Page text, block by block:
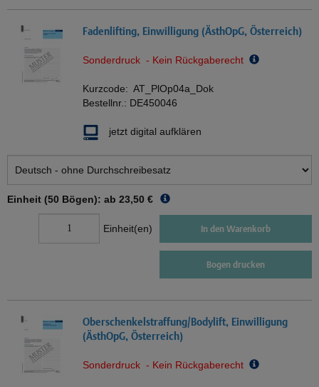
Fadenlifting, Einwilligung (ÄsthOpG, Österreich)
Sonderdruck - Kein Rückgaberecht
Kurzcode: AT_PlOp04a_Dok
Bestellnr.: DE450046
jetzt digital aufklären
Einheit (50 Bögen): ab 23,50 €
Einheit(en) In den Warenkorb
Bogen drucken
Oberschenkelstraffung/Bodylift, Einwilligung
(ÄsthOpG, Österreich)
Sonderdruck - Kein Rückgaberecht